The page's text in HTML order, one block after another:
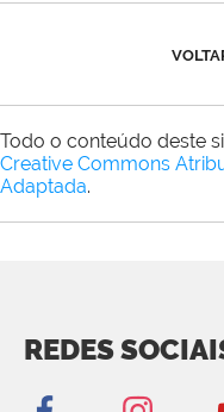
Todo o conteúdo deste
Creative Commons
Adaptada.
REDES